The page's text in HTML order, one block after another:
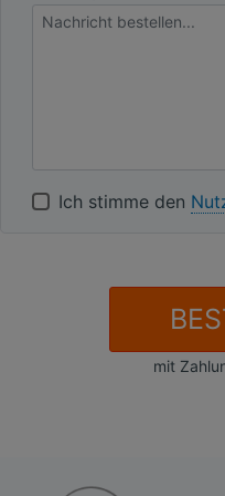
Ich stimme den
mit